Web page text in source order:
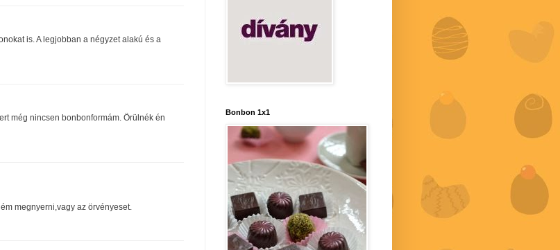
is. A legjobban a négyzet alakú és a
még nincsen bonbonformám. Örülnék én
megnyerni,vagy az örvényeset.
Bonbon 1x1